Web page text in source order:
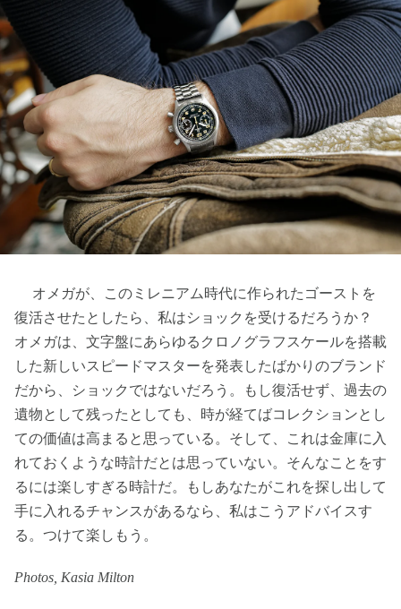
オメガが、このミレニアム時代に作られたゴーストを
復活させたとしたら、私はショックを受けるだろうか？
オメガは、文字盤にあらゆるクロノグラフスケールを搭載
した新しいスピードマスターを発表したばかりのブランド
だから、ショックではないだろう。もし復活せず、過去の
遺物として残ったとしても、時が経てばコレクションとし
ての価値は高まると思っている。そして、これは金庫に入
れておくような時計だとは思っていない。そんなことをす
るには楽しすぎる時計だ。もしあなたがこれを探し出して
手に入れるチャンスがあるなら、私はこうアドバイスす
る。つけて楽しもう。
Photos, Kasia Milton